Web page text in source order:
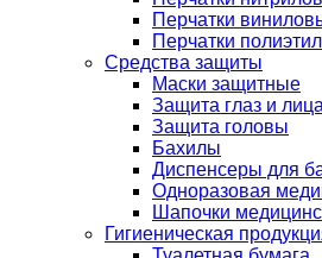
Перчатки
Перчатки
Средства защиты
Маски защитные
Защита глаз и лица
Защита головы
Бахилы
Диспенсеры для
Одноразовая
Шапочки
Гигиеническая